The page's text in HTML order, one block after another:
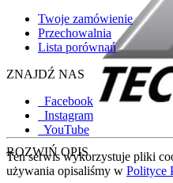
ROZWIŃ OPIS
Twoje zamówienie
Przechowalnia
Lista porównań
ZNAJDŹ NAS
Facebook
Instagram
YouTube
Ten serwis wykorzystuje pliki
używania opisaliśmy w Polityce